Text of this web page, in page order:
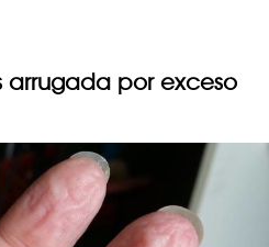
arrugada por exceso